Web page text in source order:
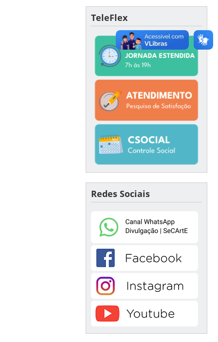
TeleFlex
Redes Sociais